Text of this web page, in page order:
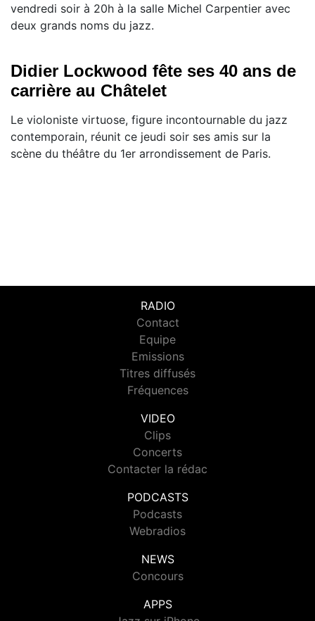
vendredi soir à 20h à la salle Michel Carpentier avec
deux grands noms du jazz.
Didier Lockwood fête ses 40 ans de
carrière au Châtelet
Le violoniste virtuose, figure incontournable du jazz
contemporain, réunit ce jeudi soir ses amis sur la
scène du théâtre du 1er arrondissement de Paris.
RADIO
Contact
Equipe
Emissions
Titres diffusés
Fréquences
VIDEO
Clips
Concerts
Contacter la rédac
PODCASTS
Podcasts
Webradios
NEWS
Concours
APPS